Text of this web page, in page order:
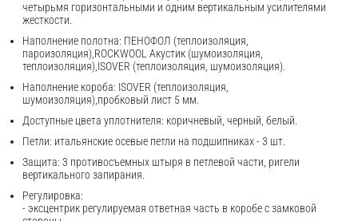
четырьмя горизонтальными и одним вертикальным усилителями
жесткости.
Наполнение полотна: ПЕНОФОЛ (теплоизоляция,
пароизоляция),ROCKWOOL Акустик (шумоизоляция,
теплоизоляция),ISOVER (теплоизоляция, шумоизоляция).
Наполнение короба: ISOVER (теплоизоляция,
шумоизоляция),пробковый лист 5 мм.
Доступные цвета уплотнителя: коричневый, черный, белый.
Петли: итальянские осевые петли на подшипниках - 3 шт.
Защита: 3 противосъемных штыря в петлевой части, ригели
вертикального запирания.
Регулировка:
- эксцентрик регулируемая ответная часть в коробе с замковой